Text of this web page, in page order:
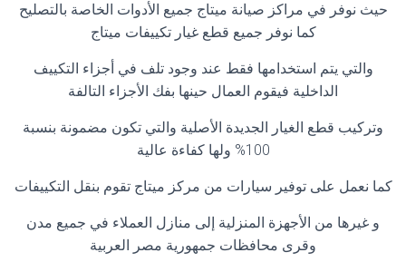
حيث نوفر في مراكز صيانة ميتاج جميع الأدوات الخاصة بالتصليح
كما نوفر جميع قطع غيار تكييفات ميتاج
والتي يتم استخدامها فقط عند وجود تلف في أجزاء التكييف
الداخلية فيقوم العمال حينها بفك الأجزاء التالفة
وتركيب قطع الغيار الجديدة الأصلية والتي تكون مضمونة بنسبة
100% ولها كفاءة عالية
كما نعمل على توفير سيارات من مركز ميتاج تقوم بنقل التكييفات
و غيرها من الأجهزة المنزلية إلى منازل العملاء في جميع مدن
وقرى محافظات جمهورية مصر العربية